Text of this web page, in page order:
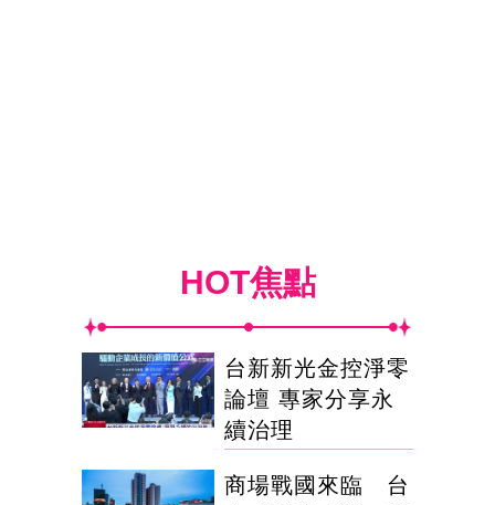
HOT焦點
台新新光金控淨零
論壇 專家分享永
續治理
商場戰國來臨 台